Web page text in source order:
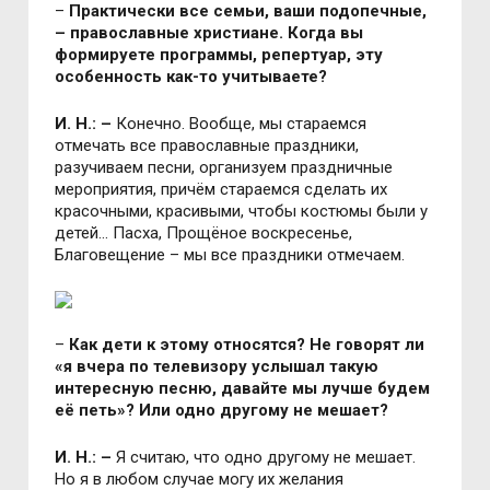
– Практически все семьи, ваши подопечные,
– православные христиане. Когда вы
формируете программы, репертуар, эту
особенность как-то учитываете?
И. Н.: – Конечно. Вообще, мы стараемся
отмечать все православные праздники,
разучиваем песни, организуем праздничные
мероприятия, причём стараемся сделать их
красочными, красивыми, чтобы костюмы были у
детей… Пасха, Прощёное воскресенье,
Благовещение – мы все праздники отмечаем.
– Как дети к этому относятся? Не говорят ли
«я вчера по телевизору услышал такую
интересную песню, давайте мы лучше будем
её петь»? Или одно другому не мешает?
И. Н.: –Я считаю, что одно другому не мешает.
Но я в любом случае могу их желания